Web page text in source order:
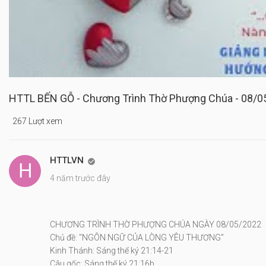
HTTL BẾN GỖ - Chương Trình Thờ Phượng Chúa - 08/
267 Lượt xem
HTTLVN 
4 năm trước đây
CHƯƠNG TRÌNH THỜ PHƯỢNG CHÚA NGÀY 08/05/2022
Chủ đề: "NGÔN NGỮ CỦA LÒNG YÊU THƯƠNG"
Kinh Thánh: Sáng thế ký 21:14-21
Câu gốc: Sáng thế ký 21:16b